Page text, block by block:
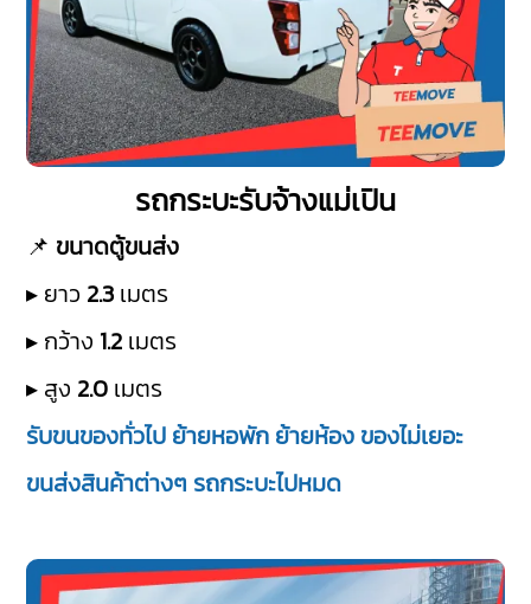
รถกระบะรับจ้างแม่เปิน
📌 ขนาดตู้ขนส่ง
▸ ยาว 2.3 เมตร
▸ กว้าง 1.2 เมตร
▸ สูง 2.0 เมตร
รับขนของทั่วไป ย้ายหอพัก ย้ายห้อง ของไม่เยอะ
ขนส่งสินค้าต่างๆ รถกระบะไปหมด